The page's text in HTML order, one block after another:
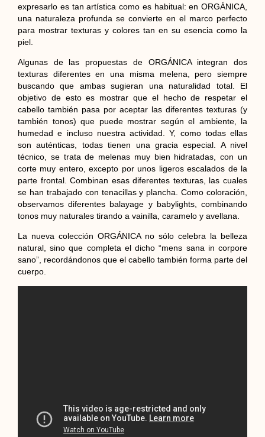
expresarlo es tan artística como es habitual: en ORGÁNICA,
una naturaleza profunda se convierte en el marco perfecto
para mostrar texturas y colores tan en su esencia como la
piel.
Algunas de las propuestas de ORGÁNICA integran dos
texturas diferentes en una misma melena, pero siempre
buscando que ambas sugieran una naturalidad total. El
objetivo de esto es mostrar que el hecho de respetar el
cabello también pasa por aceptar las diferentes texturas (y
también tonos) que puede mostrar según el ambiente, la
humedad e incluso nuestra actividad. Y, como todas ellas
son auténticas, todas tienen una gracia especial. A nivel
técnico, se trata de melenas muy bien hidratadas, con un
corte muy entero, excepto por unos ligeros escalados de la
parte frontal. Combinan esas diferentes texturas, las cuales
se han trabajado con tenacillas y plancha. Como coloración,
observamos diferentes balayage y babylights, combinando
tonos muy naturales tirando a vainilla, caramelo y avellana.
La nueva colección ORGÁNICA no sólo celebra la belleza
natural, sino que completa el dicho “mens sana in corpore
sano”, recordándonos que el cabello también forma parte del
cuerpo.